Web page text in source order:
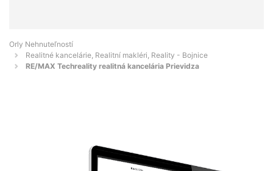
Orly Nehnuteľností
Realitné kancelárie, Realitní makléri, Reality - Bojnice
RE/MAX Techreality realitná kancelária Prievidza